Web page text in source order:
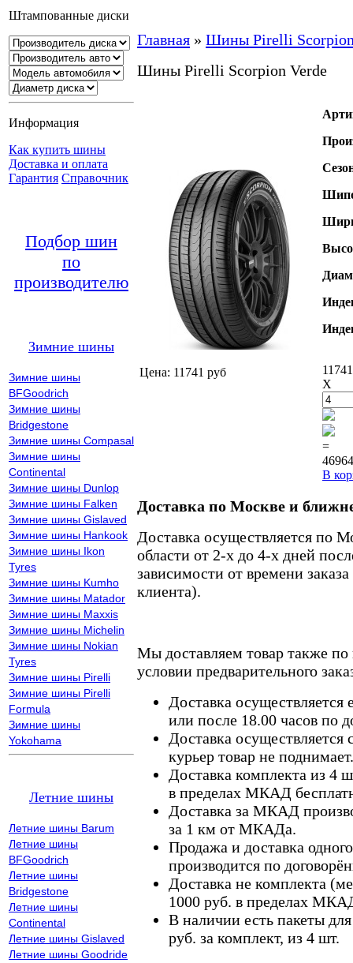
Штампованные диски
Информация
Как купить шины
Доставка и оплата
Гарантия Справочник
Подбор шин
по
производителю
Зимние шины
Зимние шины
BFGoodrich
Зимние шины
Bridgestone
Зимние шины Compasal
Зимние шины
Continental
Зимние шины Dunlop
Зимние шины Falken
Зимние шины Gislaved
Зимние шины Hankook
Зимние шины Ikon
Tyres
Зимние шины Kumho
Зимние шины Matador
Зимние шины Maxxis
Зимние шины Michelin
Зимние шины Nokian
Tyres
Зимние шины Pirelli
Зимние шины Pirelli
Formula
Зимние шины
Yokohama
Летние шины
Летние шины Barum
Летние шины
BFGoodrich
Летние шины
Bridgestone
Летние шины
Continental
Летние шины Gislaved
Летние шины Goodride
Главная » Шины Pirelli
Шины Pirelli Scorpion Verde
Цена: 11741 руб
X
=
В
Доставка по Москве и
Доставка осуществляется по
области от 2-х до 4-х дней
зависимости от времени
клиента).
Мы доставляем товар также
условии предварительного
Доставка осуществляется
или после 18.00 часов по
Доставка осуществляется
курьер товар не поднимает.
Доставка комплекта из 4
в пределах МКАД
Доставка за МКАД
за 1 км от МКАДа.
Продажа и доставка
производится по
Доставка не комплекта
1000 руб. в пределах
В наличии есть пакеты
руб. за комплект, из 4 шт.